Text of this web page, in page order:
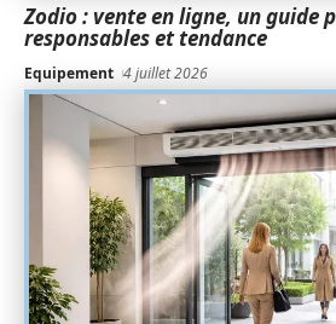
Zodio : vente en ligne, un guide
responsables et tendance
Equipement 4 juillet 2026